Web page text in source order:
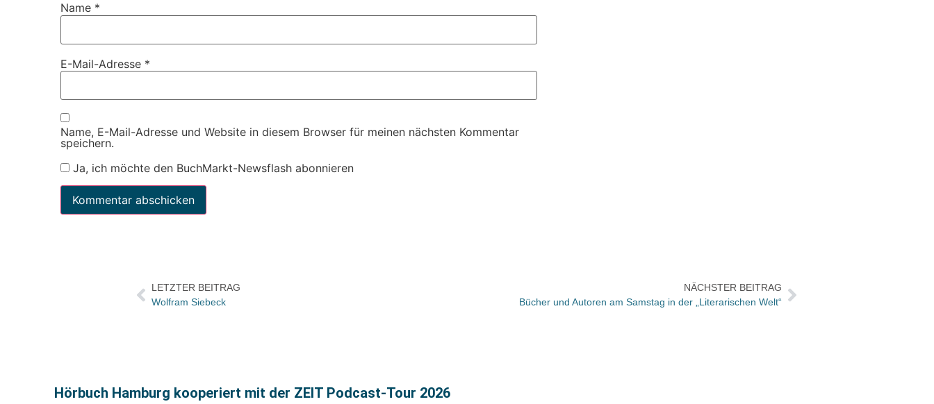
Name *
E-Mail-Adresse *
Name, E-Mail-Adresse und Website in diesem Browser für meinen nächsten Kommentar
speichern.
Ja, ich möchte den BuchMarkt-Newsflash abonnieren
LETZTER BEITRAG
Wolfram Siebeck
NÄCHSTER BEITRAG
Bücher und Autoren am Samstag in der „Literarischen Welt“
Hörbuch Hamburg kooperiert mit der ZEIT Podcast-Tour 2026